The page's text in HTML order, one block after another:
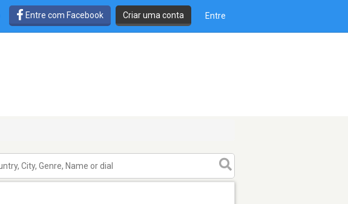
Entre com Facebook Criar uma conta Entre